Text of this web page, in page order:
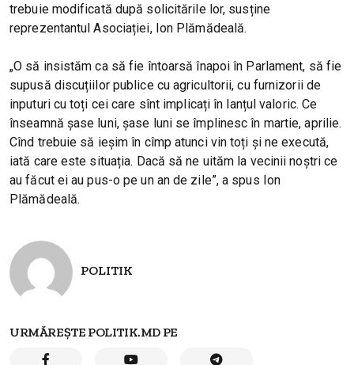
trebuie modificată după solicitările lor, susține
reprezentantul Asociației, Ion Plămădeală.
„O să insistăm ca să fie întoarsă înapoi în Parlament, să fie
supusă discuțiilor publice cu agricultorii, cu furnizorii de
inputuri cu toți cei care sînt implicați în lanțul valoric. Ce
înseamnă șase luni, șase luni se împlinesc în martie, aprilie.
Cînd trebuie să ieșim în cîmp atunci vin toți și ne execută,
iată care este situația. Dacă să ne uităm la vecinii noștri ce
au făcut ei au pus-o pe un an de zile”, a spus Ion
Plămădeală.
POLITIK
URMĂREȘTE POLITIK.MD PE